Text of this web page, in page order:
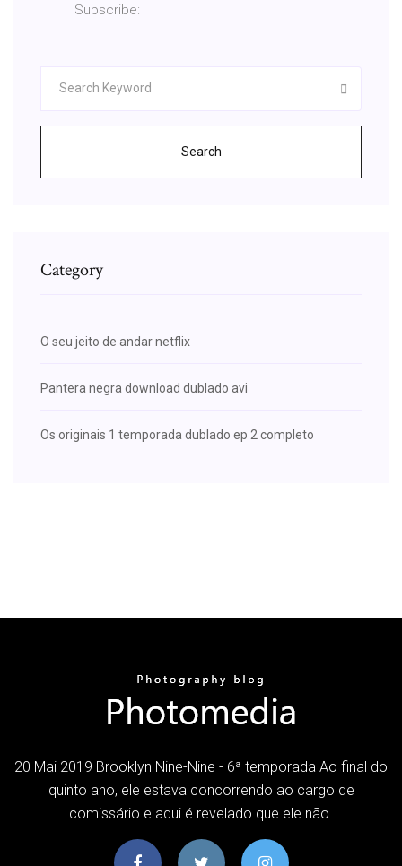
Subscribe:
Search
Category
O seu jeito de andar netflix
Pantera negra download dublado avi
Os originais 1 temporada dublado ep 2 completo
20 Mai 2019 Brooklyn Nine-Nine - 6ª temporada Ao final do
quinto ano, ele estava concorrendo ao cargo de
comissário e aqui é revelado que ele não